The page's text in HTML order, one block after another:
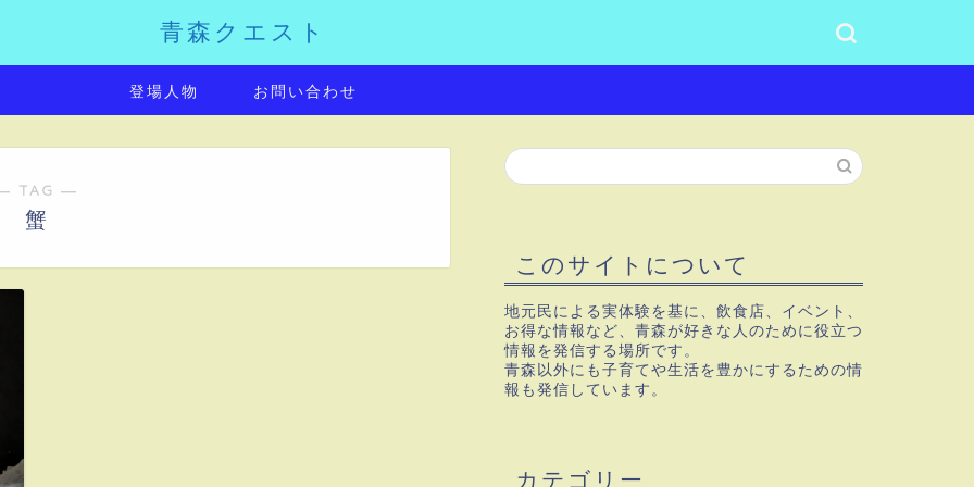
青森クエスト
登場人物 お問い合わせ
TAG ―
蟹
このサイトについて
地元民による実体験を基に、飲食店、イベント、
お得な情報など、青森が好きな人のために役立つ
情報を発信する場所です。
青森以外にも子育てや生活を豊かにするための情
報も発信しています。
カテゴリー